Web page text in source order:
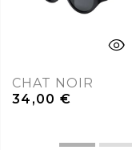
CHAT NOIR
34,00€